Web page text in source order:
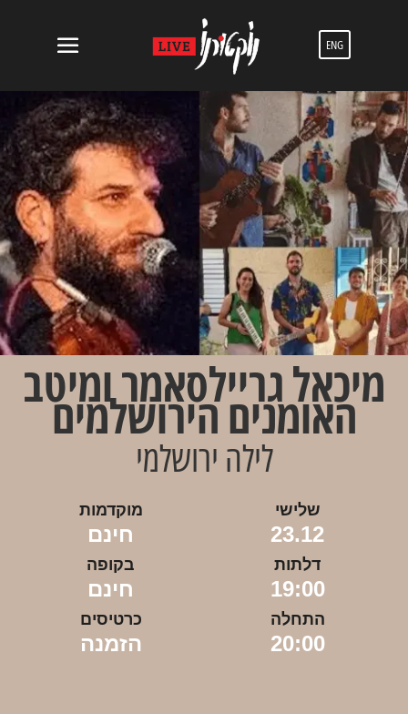
ENG
מיכאל גריילסאמר ומיטב
האומנים הירושלמים
לילה ירושלמי
שלישי
23.12
מוקדמות
חינם
דלתות
19:00
בקופה
חינם
התחלה
20:00
כרטיסים
הזמנה